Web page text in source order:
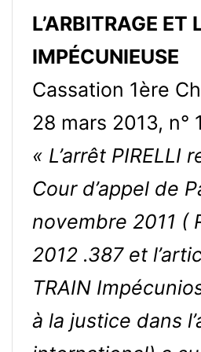
L’ARBITRAGE ET
IMPÉCUNIEUSE
Cassation 1ère
28 mars 2013, n°
« L’arrêt PIRELLI
Cour d’appel de
novembre 2011 (
2012 .387 et
TRAIN
à la justice dans